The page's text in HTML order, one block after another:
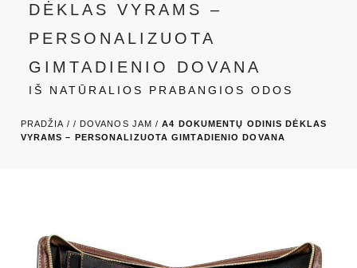
DĖKLAS VYRAMS –
PERSONALIZUOTA
GIMTADIENIO DOVANA
IŠ NATŪRALIOS PRABANGIOS ODOS
PRADŽIA / / DOVANOS JAM /A4 DOKUMENTŲ ODINIS DĖKLAS
VYRAMS – PERSONALIZUOTA GIMTADIENIO DOVANA